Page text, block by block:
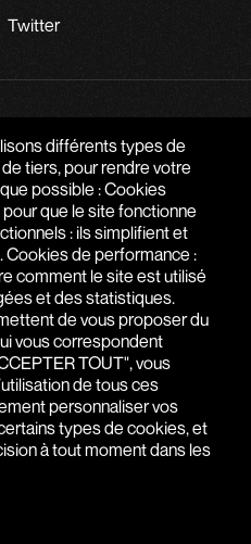
différents types de
tiers, pour rendre votre
possible : Cookies
que le site fonctionne
: ils simplifient et
Cookies de performance :
comment le site est utilisé
et des statistiques.
de vous proposer du
vous correspondent
TOUT", vous
de tous ces
personnaliser vos
types de cookies, et
à tout moment dans les
Twitter
DE-FRANCE, FRANCE